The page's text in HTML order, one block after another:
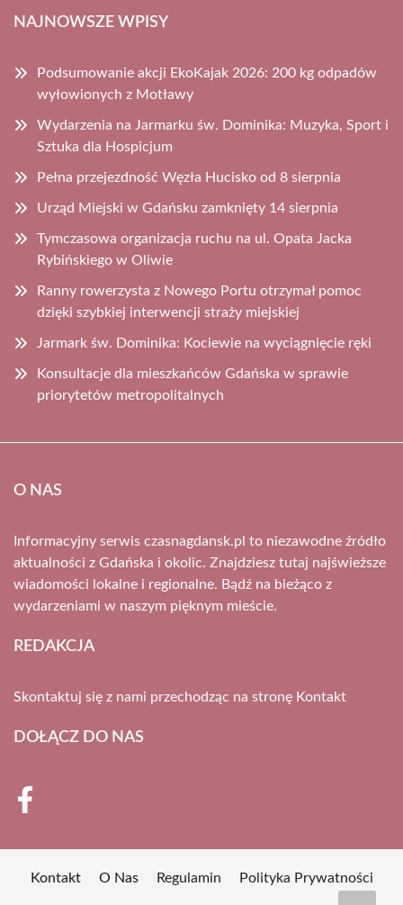
NAJNOWSZE WPISY
Podsumowanie akcji EkoKajak 2026: 200 kg odpadów
wyłowionych z Motławy
Wydarzenia na Jarmarku św. Dominika: Muzyka, Sport i
Sztuka dla Hospicjum
Pełna przejezdność Węzła Hucisko od 8 sierpnia
Urząd Miejski w Gdańsku zamknięty 14 sierpnia
Tymczasowa organizacja ruchu na ul. Opata Jacka
Rybińskiego w Oliwie
Ranny rowerzysta z Nowego Portu otrzymał pomoc
dzięki szybkiej interwencji straży miejskiej
Jarmark św. Dominika: Kociewie na wyciągnięcie ręki
Konsultacje dla mieszkańców Gdańska w sprawie
priorytetów metropolitalnych
O NAS
Informacyjny serwis czasnagdansk.pl to niezawodne źródło
aktualności z Gdańska i okolic. Znajdziesz tutaj najświeższe
wiadomości lokalne i regionalne. Bądź na bieżąco z
wydarzeniami w naszym pięknym mieście.
REDAKCJA
Skontaktuj się z nami przechodząc na stronę Kontakt
DOŁĄCZ DO NAS
Kontakt O Nas Regulamin Polityka Prywatności